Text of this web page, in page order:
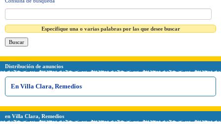
Especifique una o varias palabras por las que desee buscar
Distribución de anuncios
En Villa Clara, Remedios
en Villa Clara, Remedios